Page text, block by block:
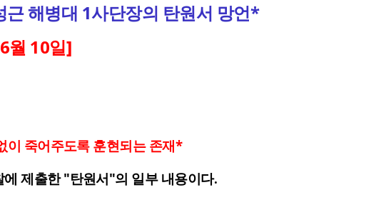
병대 1사단장의 탄원서 망언*
월 10일]
이 죽어주도록 훈현되는 존재*
에 제출한"탄원서"의 일부 내용이다.